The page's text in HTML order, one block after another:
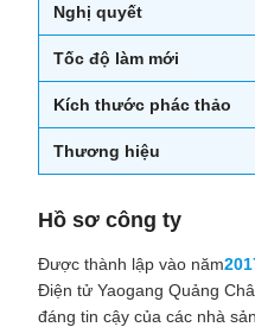
Nghị quyết
Tốc độ làm mới
Kích thước phác thảo
Thương hiệu
Hồ sơ công ty
Được thành lập vào năm
Điện tử Yaogang Quảng
đáng tin cậy của các nhà